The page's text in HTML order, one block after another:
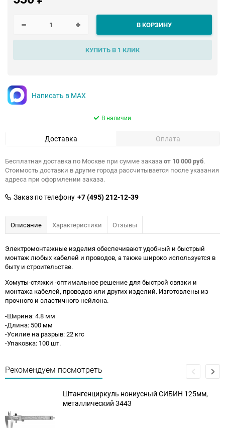
В КОРЗИНУ
КУПИТЬ В 1 КЛИК
Написать в MAX
В наличии
Доставка Оплата
Бесплатная доставка по Москве при сумме заказаот 10 000 руб.
Стоимость доставки в другие города рассчитывается после указания
адреса при оформлении заказа.
Заказ по телефону +7 (495) 212-12-39
Описание Характеристики Отзывы
Электромонтажные изделия обеспечивают удобный и быстрый
монтаж любых кабелей и проводов, а также широко используется в
быту и строительстве.
Хомуты-стяжки -оптимальное решение для быстрой связки и
монтажа кабелей, проводов или других изделий. Изготовлены из
прочного и эластичного нейлона.
-Ширина: 4.8 мм
-Длина: 500 мм
-Усилие на разрыв: 22 кгс
-Упаковка: 100 шт.
Рекомендуем посмотреть
Штангенциркуль нониусный СИБИН 125мм,
металлический 3443